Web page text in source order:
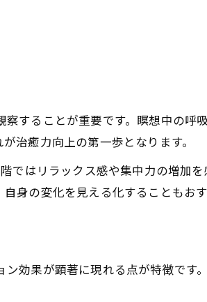
ーの特徴
最新知見
イント
影響を解説
実践ポイント
体験しよう
することが重要です。瞑想中の呼
治癒力向上の第一歩となります。
ではリラックス感や集中力の増加
身の変化を見える化することもおす
効果が顕著に現れる点が特徴です